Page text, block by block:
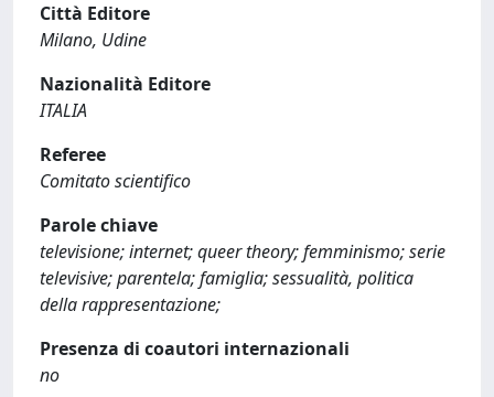
Città Editore
Milano, Udine
Nazionalità Editore
ITALIA
Referee
Comitato scientifico
Parole chiave
televisione; internet; queer theory; femminismo; serie
televisive; parentela; famiglia; sessualità, politica
della rappresentazione;
Presenza di coautori internazionali
no